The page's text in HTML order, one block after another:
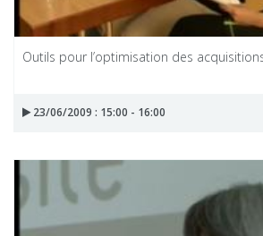
Outils pour l’optimisation des
23/06/2009 : 15:00 - 16:00